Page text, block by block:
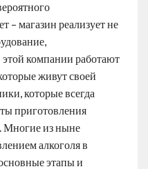
– магазин реализует не
этой компании работают
живут своей
которые всегда
приготовления
Многие из ныне
алкоголя в
этапы и